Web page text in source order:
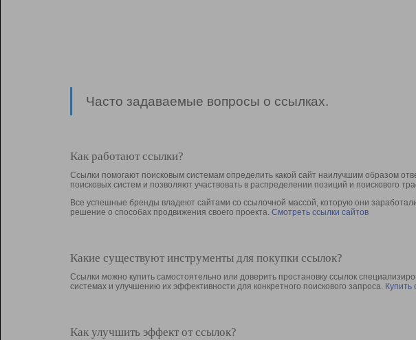
Часто задаваемые вопросы о ссылках.
Как работают ссылки?
Ссылки помогают поисковым системам определить какой сайт наилучшим образом
поисковых систем и позволяют участвовать в раcпределении позиций и поискового
Все успешные бренды владеют сайтами со ссылочной массой, которую они
решение о способах продвижения своего проекта. Смотреть ссылки сайтов
Какие существуют инструменты для покупки ссылок?
Ссылки можно купить самостоятельно или доверить простановку ссылок
системах и улучшению их эффективности для конкретного поискового запроса. Купить
Как улучшить эффект от ссылок?